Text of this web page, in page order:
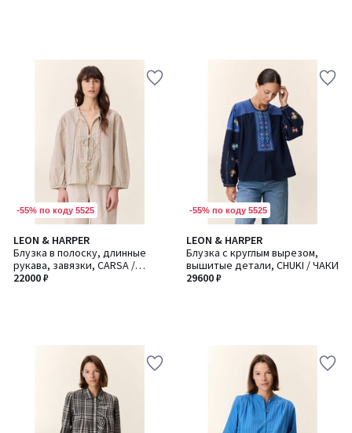
-55% по коду 5525
LEON & HARPER
Блузка в полоску, длинные
рукава, завязки, CARSA /
КАРСА
22000 ₽
-55% по коду 5525
LEON & HARPER
Блузка с круглым вырезом,
вышитые детали, CHUKI / ЧАКИ
29600 ₽